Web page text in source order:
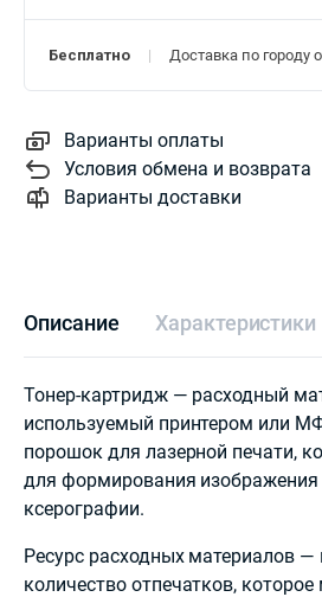
Бесплатно Доставка по городу
Варианты оплаты
Условия обмена и возврата
Варианты доставки
Описание Характеристики
Тонер-картридж — расходный
используемый принтером или
порошок для лазерной печати,
для формирования изображения
ксерографии.
Ресурс расходных материалов
количество отпечатков,